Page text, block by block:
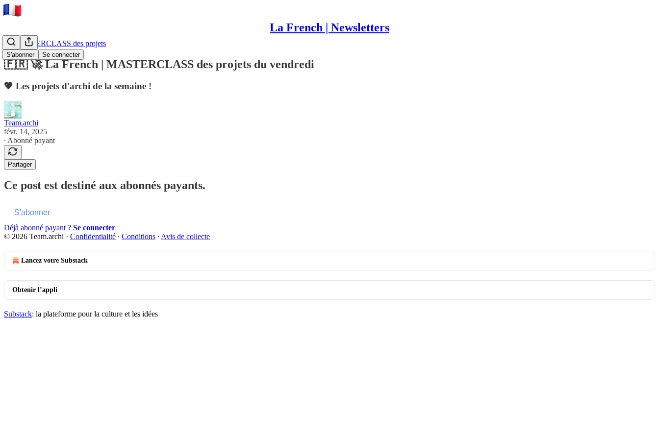
La French | Newsletters
S'abonner Se connecter
🚀 MASTERCLASS des projets
🇫🇷 🚀 La French | MASTERCLASS des projets du vendredi
💖 Les projets d'archi de la semaine !
Team.archi
févr. 14, 2025
∙ Abonné payant
Partager
Ce post est destiné aux abonnés payants.
S'abonner
Déjà abonné payant ? Se connecter
© 2026 Team.archi · Confidentialité ∙ Conditions ∙ Avis de collecte
Lancez votre Substack
Obtenir l’appli
Substack: la plateforme pour la culture et les idées